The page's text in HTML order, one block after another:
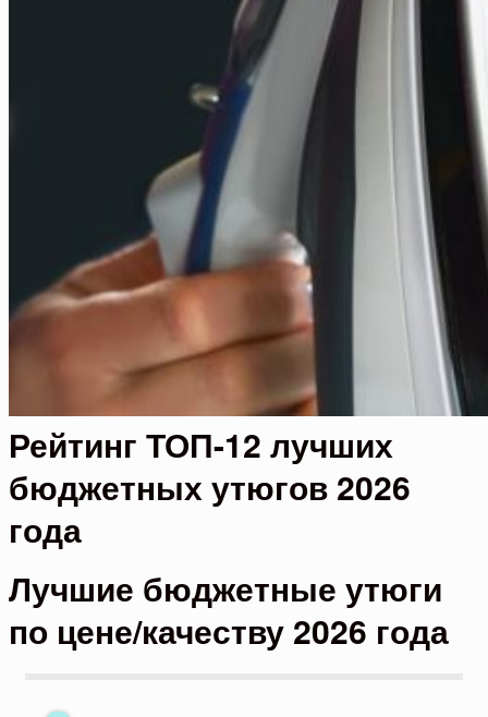
Рейтинг ТОП-12 лучших
бюджетных утюгов 2026
года
Лучшие бюджетные утюги
по цене/качеству 2026 года